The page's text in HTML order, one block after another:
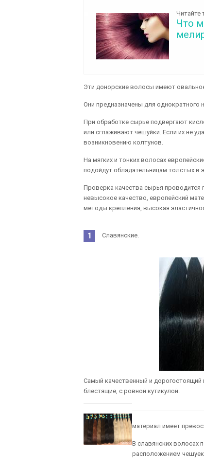
Читайте
Что
Эти донорские волосы имеют
Они предназначены для однократного
При обработке сырье подвергают
или сглаживают чешуйки. Если их не
возникновению колтунов.
На мягких и тонких волосах
подойдут обладательницам толстых и
Проверка качества сырья
невысокое качество, европейский
методы крепления, высокая
Славянские.
Самый качественный и дорогостоящий
блестящие, с ровной кутикулой.
материал имеет
В славянских волосах
расположением